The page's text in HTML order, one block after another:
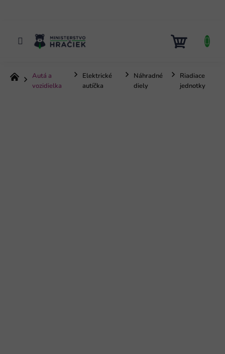
KOŠÍK
DomovAutá a
vozidielka
Elektrické
autíčka
Náhradné
diely
Riadiace
jednotky